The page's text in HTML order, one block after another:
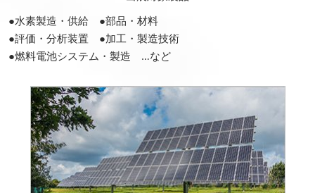
●水素製造・供給 ●部品・材料
●評価・分析装置 ●加工・製造技術
●燃料電池システム・製造 …など